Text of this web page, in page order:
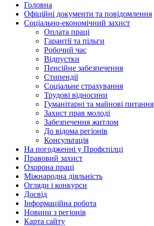
Головна
Офіційні документи та повідомлення
Соціально-економічний захист
Оплата праці
Гарантії та пільги
Робочий час
Відпустки
Пенсійне забезпечення
Стипендії
Соціальне страхування
Трудові відносини
Гуманітарні та майнові питання
Захист прав молоді
Забезпечення житлом
До відома регіонів
Консультація
На погодженні у Профспілці
Правовий захист
Охорона праці
Міжнародна діяльність
Огляди і конкурси
Досвід
Інформаційна робота
Новини з регіонів
Карта сайту